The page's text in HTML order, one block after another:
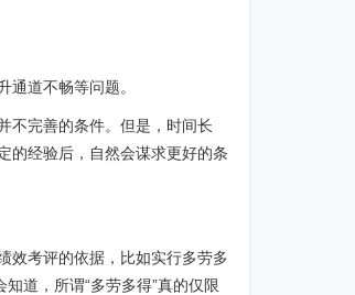
道不畅等问题。
不完善的条件。但是，时间长
的经验后，自然会谋求更好的条
效考评的依据，比如实行多劳多
道，所谓“多劳多得”真的仅限